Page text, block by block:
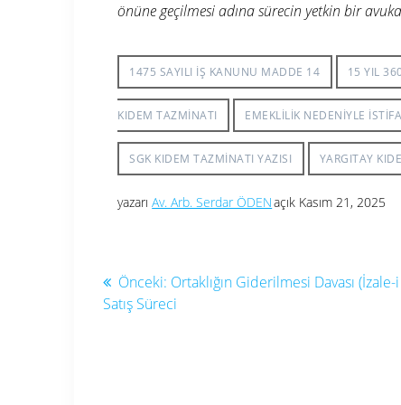
önüne geçilmesi adına sürecin yetkin bir
1475 SAYILI IŞ KANUNU MADDE 14 15 YIL
KIDEM TAZMINATI EMEKLILIK NEDENIYLE ISTIFA
SGK KIDEM TAZMINATI YAZISI YARGITAY
yazarıAv. Arb. Serdar ÖDENaçık Kasım 21, 2025
Yazı
gezinmesi
Önceki: Önceki
yazı:
Ortaklığın Giderilmesi Davası (İzale-
Satış Süreci